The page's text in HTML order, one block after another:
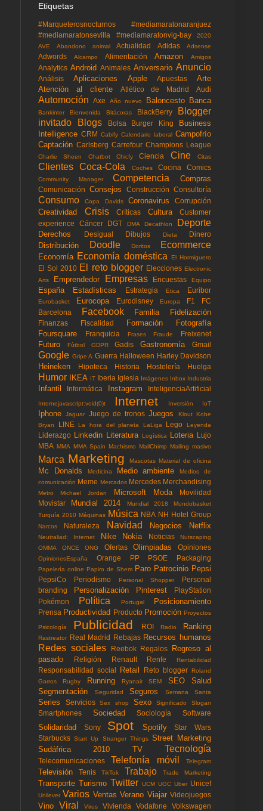
Etiquetas
#Marqueterosnocturnos
#mediamaratonaranjuez
#mediamaratonsevilla
#mediamaratonvig-bay
2020
AVE
Abandono animal Actualidad Adidas Adsense
Adwords Alcampo Alimentación Amazon Amigos
Analytics Android Animales Aniversario Anuncio
Análisis Aplicaciones Apple Apuestas
Arte
Atención al cliente
Atlético de Madrid Audi
Automoción Axe Año nuevo Baloncesto Banca
Bankinter Bienvenida Bitácoras BlackBerry
Blogger
invitado
Blogs Bolsa Burger King
Business
Intelligence CRM Cabify Calendario laboral Campofrío
Captación Carlsberg Carrefour Champions League
Charlie Sheen Chatbot Chicfy Ciencia Cine Citas
Clientes Coca-Cola Coches Cocina Comics
Community Manager Competencia Compras
Comunicación Consejos Construcción Consultoría
Consumo Copa Davids Coronavirus Corrupción
Creatividad Crisis Críticas Cultura
Customer
experience
Cáncer DGT DMA Decathlon Deporte
Derechos Desigual Dibujos Dieta Dinero
Distribución Doodle Doritos Ecommerce
Economía Economía doméstica El Hormiguero
El Sol 2010 El reto blogger Elecciones Electronic
Arts
Emprendedor Empresas Encuestas Equipo
España Estadísticas Estrategia Etica Euribor
Eurobasket Eurocopa Eurodisney Europa F1
FC
Barcelona
Facebook Familia Fidelización
Finanzas Fiscalidad Formación
Fotografía
Foursquare
Franquicia Frases Fraude Freixenet
Futuro Fùtbol GDPR Gadis Gastronomía Gmail
Google Gripe A Guerra Halloween Harley Davidson
Heineken Hipoteca Historia Hostelería Huelga
Humor IKEA IT Iberia Iglesia Imágenes Inbox Industria
Infantil Informática Instagram InteligenciaArtificial
Internejavascript:void(0)t Internet Inversión IoT
Iphone Jaguar Juego de tronos Juegos Klout Kobe
Bryan
LINE La hora del planeta LaLiga Lego Leyenda
Liderazgo Linkedin Literatura Logística Loteria Lujo
MBA MMA MMA Spain Machismo MailChimp Mailing masivo
Marca Marketing Mascotas Material de oficina
Mc Donalds Medicina Medio ambiente
Medios de
comunicación Meme Mercados Mercedes Merchandising
Metro Michael Jordan Microsoft Moda
Movilidad
Movistar
Mundial 2014 Mundial 2018
Mundobasket
Turquía 2010 Máquinas Música NBA NH Hotel Group
Narcos Naturaleza Navidad Negocios Netflix
Neutraliad; Internet Nike Nokia Noticias
Nutscaping
OMMA
ONCE ONG Ofertas Olimpiadas Opiniones
OpinionesEspaña Orange PP PSOE Packaging
Papelería online Papiro de Shem Paro Patrocinio Pepsi
PepsiCo Periodismo Personal Shopper
Personal
branding
Personalización Pinterest
PlayStation
Pokémon
Política Portugal Posicionamiento
Prensa Productividad Producto Promoción Proyectos
Psicología Publicidad ROI Radio Ranking
Rastreator Real Madrid Rebajas Recursos humanos
Redes sociales Reebok Regalos
Regreso al
pasado
Religión Renault Renfe Rentabilidad
Responsabilidad social Retail Reto blogger Roland
Garros
Rugby Running Ryanair SEM SEO
Salud
Segmentación
Seguridad Seguros Semana Santa
Series Servicios Sex shop Sexo Significado Slogan
Smartphones Sociedad Sociología Software
Solidaridad Sony Spot Spotify
Star Wars
Starbucks Start Up Stranger Things Street Marketing
Sudáfrica 2010
TV Tecnología
Telecomunicaciones Telefonía móvil Telegram
Televisión Tenis TikTok Trabajo Trade Marketing
Transporte Turismo Twitter UCM UGC Uber Unicef
Unilever Varios Ventas Verano Viajar Videojuegos
Vino Viral Virus Vivienda Vodafone Volkswagen